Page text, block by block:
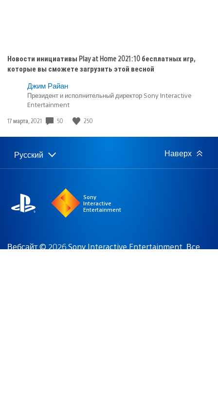
Новости инициативы Play at Home 2021: 10 бесплатных игр,
которые вы сможете загрузить этой весной
Джим Райан
Президент и исполнительный директор Sony Interactive
Entertainment
Дата
17 марта, 2021 50 250
Выбор
региона
Выбранный
регион:
Русский Наверх
Sony
Interactive
Entertainment
Вебсайт © 2026 Sony Interactive Entertainment. Все